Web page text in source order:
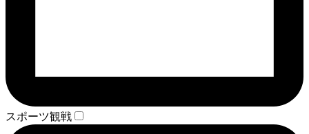
スポーツ観戦